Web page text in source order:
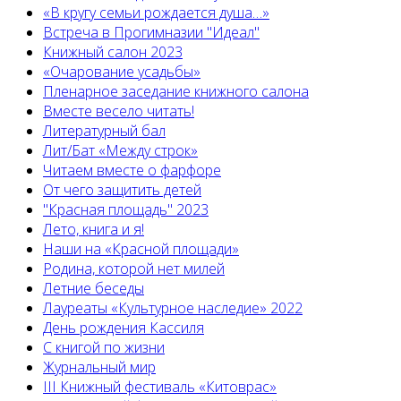
«В кругу семьи рождается душа…»
Встреча в Прогимназии "Идеал"
Книжный салон 2023
«Очарование усадьбы»
Пленарное заседание книжного салона
Вместе весело читать!
Литературный бал
Лит/Бат «Между строк»
Читаем вместе о фарфоре
От чего защитить детей
"Красная площадь" 2023
Лето, книга и я!
Наши на «Красной площади»
Родина, которой нет милей
Летние беседы
Лауреаты «Культурное наследие» 2022
День рождения Кассиля
С книгой по жизни
Журнальный мир
III Книжный фестиваль «Китоврас»